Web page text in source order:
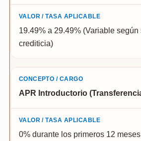
19.49% a 29.49% (Variable según
crediticia)
APR Introductorio
0% durante los primeros 12